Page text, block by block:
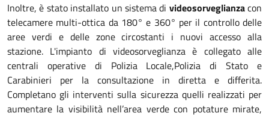
Inoltre, è stato installato un sistema di videosorveglianzacon
telecamere multi-ottica da 180° e 360° per il controllo delle
aree verdi e delle zone circostanti i nuovi accesso alla
stazione. L'impianto di videosorveglianza è collegato alle
centrali operative di Polizia Locale,Polizia di Stato e
Carabinieri per la consultazione in diretta e differita.
Completano gli interventi sulla sicurezza quelli realizzati per
aumentare la visibilità nell’area verde con potature mirate,